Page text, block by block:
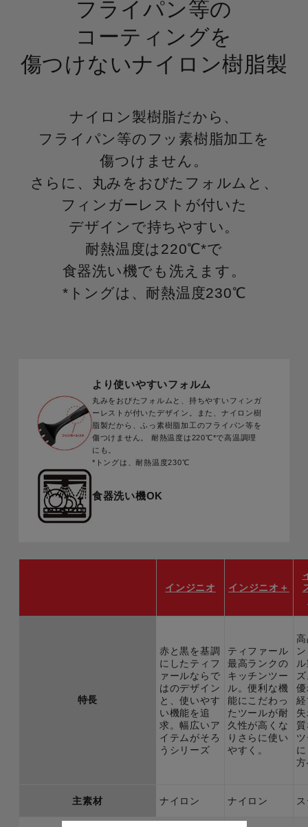
フライパン等の
コーティングを
傷つけないナイロン樹脂製
ナイロン製樹脂だから、
フライパン等のフッ素樹脂加工を
傷つけません。
さらに、丸みをおびたフォルムと、
フィンガーレストが付いた
デザインで持ちやすい。
耐熱温度は220℃*で
食器洗い機でも洗えます。
*トングは、耐熱温度230℃
より使いやすいフォルム
丸みをおびたフォルムと、持ちやすいフィンガ
ーレストが付いたデザイン。また、ナイロン樹
脂製だから、ふっ素樹脂加工のフライパン等を
傷つけません。 耐熱温度は220℃*で高温調理
にも。
*トングは、耐熱温度230℃
食器洗い機OK
インジニオ インジニオ＋
特長
赤と黒を基調
にしたティフ
ァールならで
はのデザイン
と、使いやす
い機能を追
求。幅広いア
イテムがそろ
うシリーズ
ティファール
最高ランクの
キッチンツー
ル。便利な機
能にこだわっ
たツールが耐
久性が高くな
りさらに使い
やすく。
主素材 ナイロン ナイロン